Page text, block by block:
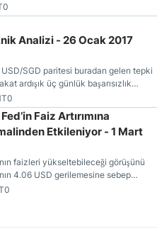
olmasıdır.
USD/SGD Teknik Analizi - 26 Ocak 2017
SGD paritesi buradan gelen tepki
ardışık üç günlük başarısızlık
Faiz Artırımına
Etkileniyor - 1 Mart
4.06 USD gerilemesine sebep